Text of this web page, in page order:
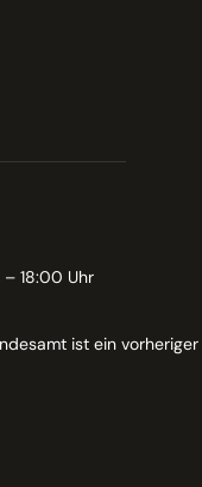
18:00 Uhr
ist ein vorheriger